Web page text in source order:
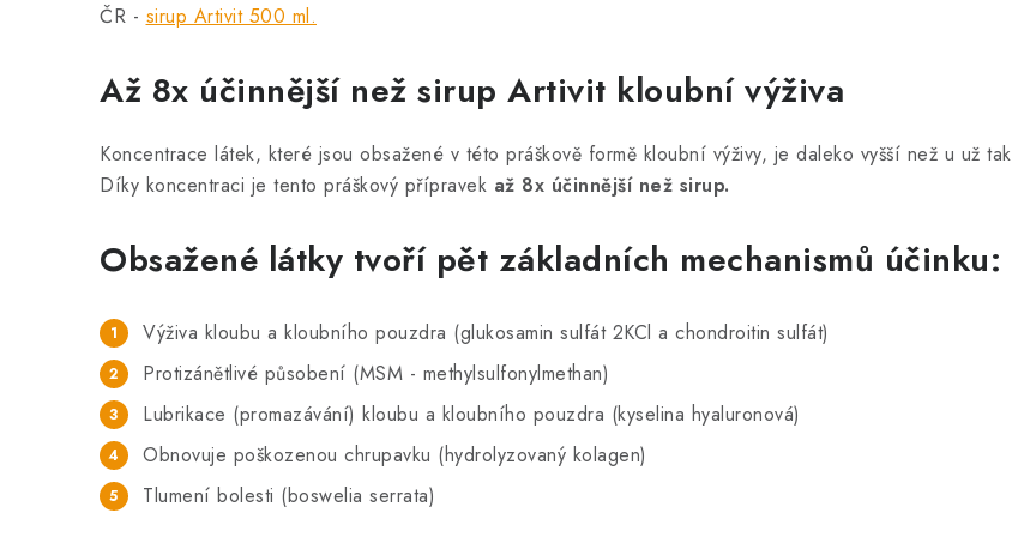
ČR - sirup Artivit 500 ml.
Až 8x účinnější než sirup Artivit kloubní výživa
Koncentrace látek, které jsou obsažené v této práškově formě kloubní výživy, je daleko vyšší než u už tak
Díky koncentraci je tento práškový přípravek až 8x účinnější než sirup.
Obsažené látky tvoří pět základních mechanismů účinku:
Výživa kloubu a kloubního pouzdra (glukosamin sulfát 2KCl a chondroitin sulfát)
Protizánětlivé působení (MSM - methylsulfonylmethan)
Lubrikace (promazávání) kloubu a kloubního pouzdra (kyselina hyaluronová)
Obnovuje poškozenou chrupavku (hydrolyzovaný kolagen)
Tlumení bolesti (boswelia serrata)